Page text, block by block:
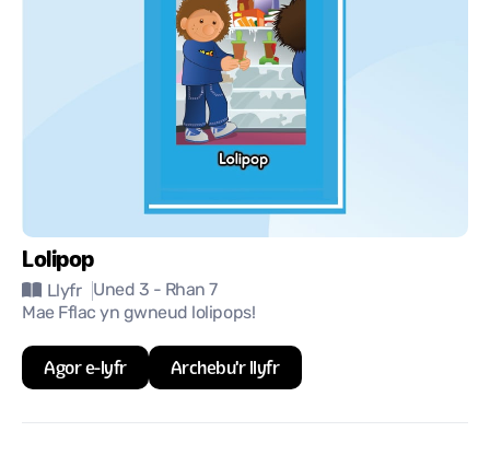
Amdan
Arweiniad
Lolipop
Llyfr Uned 3 - Rhan 7
Mae Fflac yn gwneud lolipops!
Agor e-lyfr Archebu'r llyfr